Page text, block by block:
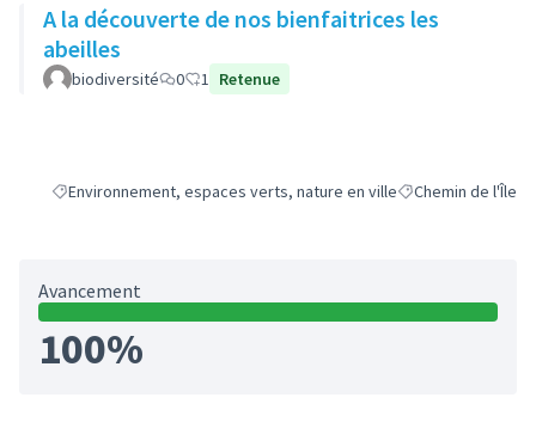
A la découverte de nos bienfaitrices les
abeilles
biodiversité 0 1 Retenue
Filtrer les résultats de la catégorie : Environnement, espaces
Environnement, espaces verts, nature en villeFiltrer les
Chemin de l'Île
Avancement
100%